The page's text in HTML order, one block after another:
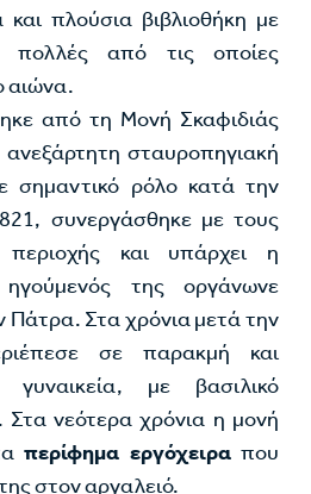
και πλούσια βιβλιοθήκη με
πολλές από τις οποίες
αιώνα.
από τη Μονή Σκαφιδιάς
ανεξάρτητη σταυροπηγιακή
σημαντικό ρόλο κατά την
συνεργάσθηκε με τους
και υπάρχει η
της οργάνωνε
Πάτρα. Στα χρόνια μετά την
σε παρακμή και
με βασιλικό
νεότερα χρόνια η μονή
περίφημα εργόχειραπου
στον αργαλειό.